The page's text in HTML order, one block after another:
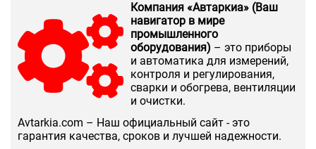
Компания «Автаркиа» (Ваш
навигатор в мире
промышленного
оборудования) – это приборы
и автоматика для измерений,
контроля и регулирования,
сварки и обогрева, вентиляции
и очистки.
Аvtarkia.com – Наш официальный сайт - это
гарантия качества, сроков и лучшей надежности.